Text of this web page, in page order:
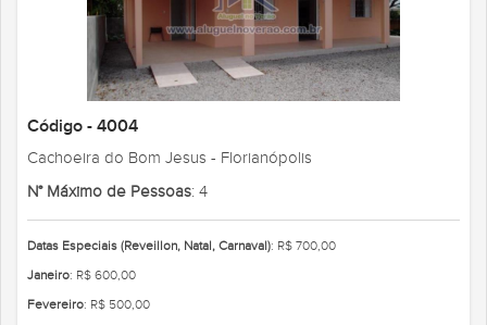
Código - 4004
Cachoeira do Bom Jesus - Florianópolis
N° Máximo de Pessoas: 4
Datas Especiais (Reveillon, Natal, Carnaval): R$ 700,00
Janeiro: R$ 600,00
Fevereiro: R$ 500,00